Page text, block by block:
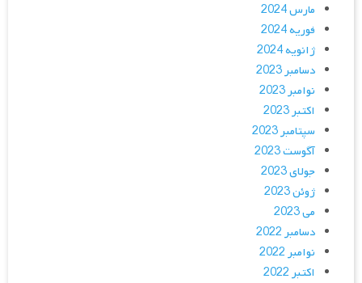
مارس 2024
فوریه 2024
ژانویه 2024
دسامبر 2023
نوامبر 2023
اکتبر 2023
سپتامبر 2023
آگوست 2023
جولای 2023
ژوئن 2023
می 2023
دسامبر 2022
نوامبر 2022
اکتبر 2022